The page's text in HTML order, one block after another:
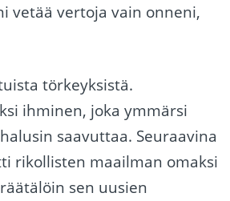
vetää vertoja vain onneni,
törkeyksistä.
ihminen, joka ymmärsi
saavuttaa. Seuraavina
rikollisten maailman omaksi
sen uusien